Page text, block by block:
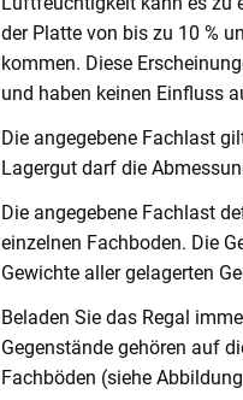
der Platte von bis zu 10 %
kommen. Diese
und haben keinen Einfluss
Die angegebene Fachlast
Lagergut darf die
Die angegebene Fachlast
einzelnen Fachboden. Die
Gewichte aller gelagerten
Beladen Sie das Regal
Gegenstände gehören auf
Fachböden (siehe